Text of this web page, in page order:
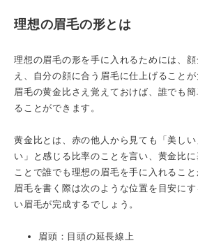
理想の眉毛の形とは
理想の眉毛の形を手に入れるためには、
え、自分の顔に合う眉毛に仕上げることが
眉毛の黄金比さえ覚えておけば、誰でも
ることができます。
黄金比とは、赤の他人から見ても「美し
い」と感じる比率のことを言い、黄金比
ことで誰でも理想の眉毛を手に入れること
眉毛を書く際は次のような位置を目安に
い眉毛が完成するでしょう。
眉頭：目頭の延長線上